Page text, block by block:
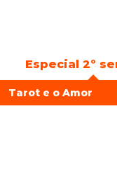
Especial 2º
Tarot e o Amor